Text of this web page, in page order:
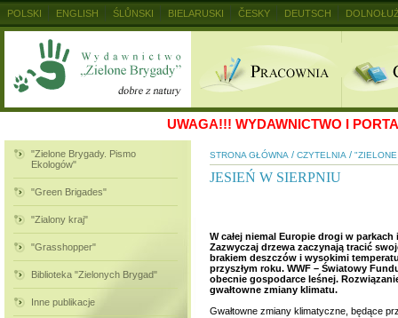
UWAGA!!! WYDAWNICTWO I
"Zielone Brygady. Pismo
Ekologów"
"Green Brigades"
"Zialony kraj"
"Grasshopper"
Biblioteka "Zielonych Brygad"
Inne publikacje
STRONA GŁÓWNA / CZYTELNIA /
JESIEŃ W SIERPNIU
W całej niemal Europie drogi w
Zazwyczaj drzewa zaczynają tracić
brakiem deszczów i wysokimi
przyszłym roku. WWF – Światowy
obecnie gospodarce leśnej.
gwałtowne zmiany klimatu.
Gwałtowne zmiany klimatyczne, będące
POLSKI ENGLISH ŚLŮNSKI BIELARUSKI ČESKY DEUTSCH